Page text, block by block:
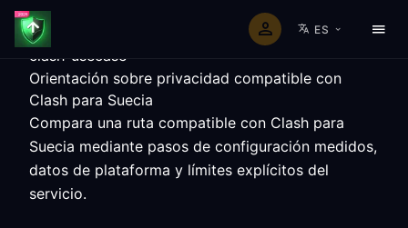
ES
clash-usecase
Orientación sobre privacidad compatible con
Clash para Suecia
Compara una ruta compatible con Clash para
Suecia mediante pasos de configuración medidos,
datos de plataforma y límites explícitos del
servicio.